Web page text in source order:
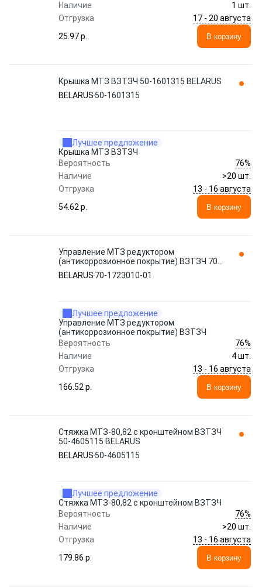
Наличие
1 шт.
Отгрузка
17 - 20 августа
25.97 p.
В корзину
Крышка МТЗ ВЗТЗЧ 50-1601315 BELARUS
BELARUS 50-1601315
Лучшее предложение
Крышка МТЗ ВЗТЗЧ
Вероятность
76%
Наличие
>20 шт.
Отгрузка
13 - 16 августа
54.62 p.
В корзину
Управление МТЗ редуктором
(антикоррозионное покрытие) ВЗТЗЧ 70-
1723010-01 BELARUS
BELARUS 70-1723010-01
Лучшее предложение
Управление МТЗ редуктором
(антикоррозионное покрытие) ВЗТЗЧ
Вероятность
76%
Наличие
4 шт.
Отгрузка
13 - 16 августа
166.52 p.
В корзину
Стяжка МТЗ-80,82 с кронштейном ВЗТЗЧ
50-4605115 BELARUS
BELARUS 50-4605115
Лучшее предложение
Стяжка МТЗ-80,82 с кронштейном ВЗТЗЧ
Вероятность
76%
Наличие
>20 шт.
Отгрузка
13 - 16 августа
179.86 p.
В корзину